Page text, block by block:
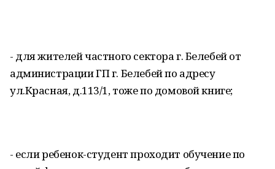
- для жителей частного сектора г. Белебей от
администрации ГП г. Белебей по адресу
ул.Красная, д.113/1, тоже по домовой книге;
- если ребенок-студент проходит обучение по